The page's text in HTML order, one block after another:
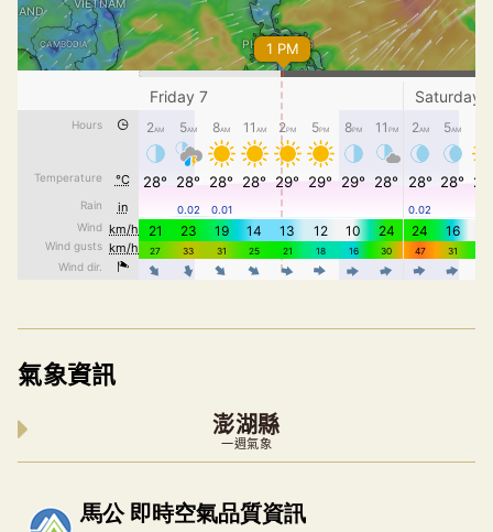
氣象資訊
澎湖縣
一週氣象
內嵌空氣品質小工具為視覺預覽，完整即時空